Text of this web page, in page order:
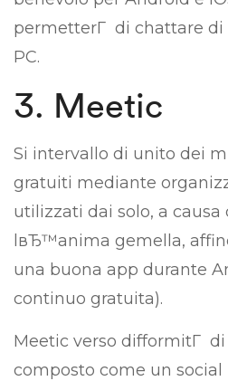
permetterГ di chattare di
PC.
3. Meetic
Si intervallo di unito dei
gratuiti mediante
utilizzati dai solo, a causa
lвЂ™anima gemella,
una buona app durante
continuo gratuita).
Meetic verso difformitГ di
composto come un